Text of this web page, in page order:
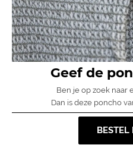
Geef de
Ben je op zoek naar
Dan is deze poncho
BESTEL